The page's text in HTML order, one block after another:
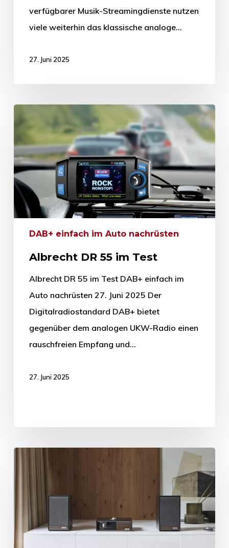
verfügbarer Musik-Streamingdienste nutzen
viele weiterhin das klassische analoge…
27. Juni 2025
DAB+ einfach im Auto nachrüsten
Albrecht DR 55 im Test
Albrecht DR 55 im Test DAB+ einfach im
Auto nachrüsten 27. Juni 2025 Der
Digitalradiostandard DAB+ bietet
gegenüber dem analogen UKW-Radio einen
rauschfreien Empfang und…
27. Juni 2025